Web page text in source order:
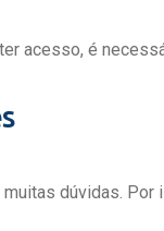
acesso, é
dúvidas.